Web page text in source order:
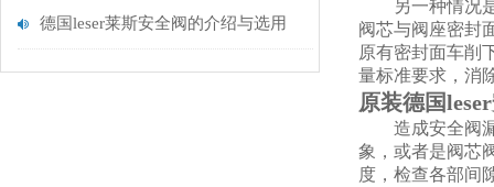
德国leser莱斯安全阀的介绍与选用
另一种情况是
阀芯与阀座密封
原有密封面车削
量标准要求，消
原装德国
造成安全阀漏
象，或者是阀芯
度，检查各部间